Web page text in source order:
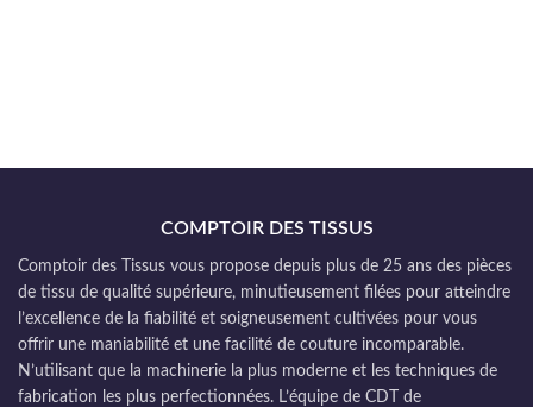
COMPTOIR DES TISSUS
Comptoir des Tissus vous propose depuis plus de 25 ans des pièces
de tissu de qualité supérieure, minutieusement filées pour atteindre
l’excellence de la fiabilité et soigneusement cultivées pour vous
offrir une maniabilité et une facilité de couture incomparable.
N’utilisant que la machinerie la plus moderne et les techniques de
fabrication les plus perfectionnées. L’équipe de CDT de